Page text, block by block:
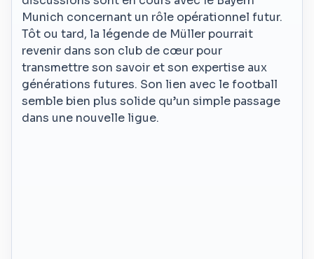
Munich concernant un rôle opérationnel futur.
Tôt ou tard, la légende de Müller pourrait
revenir dans son club de cœur pour
transmettre son savoir et son expertise aux
générations futures. Son lien avec le football
semble bien plus solide qu’un simple passage
dans une nouvelle ligue.